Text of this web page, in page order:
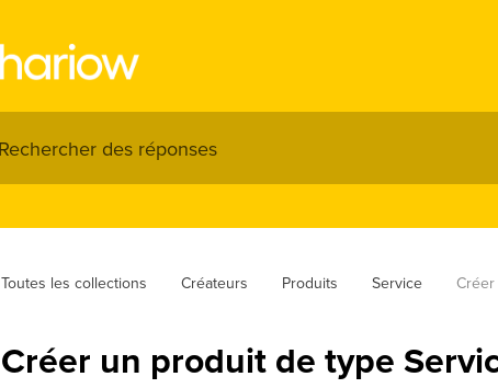
Toutes les collections Créateurs Produits Service
Créer un produit de type